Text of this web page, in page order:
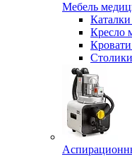
Мебель
Кресло